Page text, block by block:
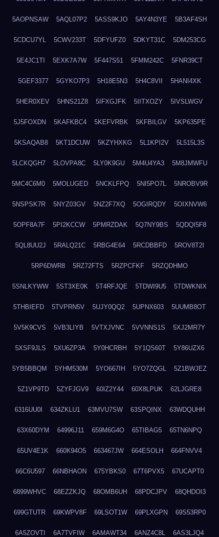
5AOPNSAW 5AQL07P2 5ASS9KJO 5AY4N3YE 5B3AF4SH
5CDCU7YL 5CWV233T 5DFYUFZ0 5DKYT31C 5DM253CG
5E4JC1TI 5EXK7A7W 5F447S51 5FMM242C 5FNR39CT
5GEF3377 5GYKO7P3 5H18E5N3 5H4C8VII 5HANI4XK
5HER0XEV 5HNS21Z8 5IFXGJFK 5IITXOZY 5IVSLWGV
5J5FOXDN 5KAFKBC4 5KEFVRBK 5KFBILGV 5KP635PE
5KSAQAB8 5KT1DCUW 5KZYHXKG 5L1KPI2V 5L515L3S
5LCKQGH7 5LOVPA8C 5LY0K9GU 5M4U4YA3 5M8JMWFU
5MC4C6M0 5MOLUGED 5NCKLFPQ 5NI5PO7L 5NROBV9R
5NSPSK7R 5NYZ03GV 5NZ2F7XQ 5OGIRQDY 5OIXNVW6
5OPF8A7F 5PI2KCCW 5PMRZDAK 5Q7NY9BS 5QDQI5F8
5QL8UU2J 5RALQ21C 5RBG4E64 5RCDBBFD 5ROV8T2I
5RP6DWR8 5RZ72FTS 5RZPCFKF 5RZQDHMO
5SNLKYWW 5ST3XE0K 5T4RFJQE 5TDWI9U5 5TDWKNIX
5THBIEFD 5TVPRN5V 5UJY0QQ2 5UPNX603 5UUMB8OT
5V5K9CVS 5VB3LIYB 5VTXJVNC 5VVNNS1S 5XJ2MR7Y
5XSF9JLS 5XU6ZP3A 5Y0HCRBH 5Y1QS60T 5Y86UZX6
5YB5BBQM 5YHM530M 5YO667IH 5YO7ZQGL 5Z1BWJEZ
5Z1VP9TD 5ZYFJGV9 60IZ2Y44 60X8LPUK 62LJGRE8
6316UU0I 634ZKLU1 63MVU7SW 63SPQINX 63WDQUHH
63X60DYM 64996J11 659M6G4O 65TIBAG5 65TN6NPQ
65UV4E1K 660K94O5 663467JW 664ESOLH 664FNVV4
66C6U597 66NBHAON 675YBKS0 67T6PVX5 67UCAPT0
6899WHVC 68EZZKJQ 68OMB6UH 68PDCJPV 68QHDOI3
699GTUTR 69KWPV8F 69LSOT1W 69PLXGPN 69S53RP0
6A5ZOVTI 6A7TVFIW 6AMAWT34 6ANZ4C8L 6AS3LJQ4